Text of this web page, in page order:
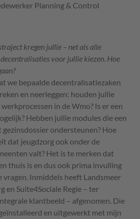
Planning & Control
kregen jullie – net als alle
voor jullie kiezen. Hoe
we bepaalde decentralisatiezaken
en neerleggen: houden jullie
in de Wmo? Is er een
Hebben jullie modules die een
ondersteunen? Hoe
dat jeugdzorg ook onder de
valt? Het is te merken dat
thuis is en dus ook prima invulling
vragen. Inmiddels heeft Landsmeer
en Suite4Sociale Regie – ter
klantbeeld – afgenomen. Die
en uitgewerkt met mijn